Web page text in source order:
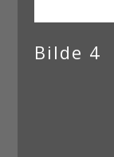
Bilde 4